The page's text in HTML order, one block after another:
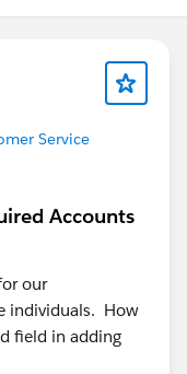
Service
Accounts
our
individuals. How
field in adding